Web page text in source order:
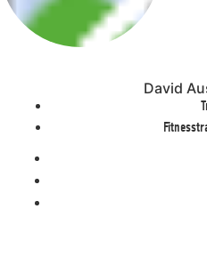
David